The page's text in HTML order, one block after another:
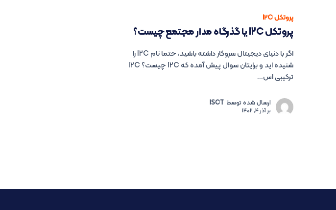
پروتکل I2C
پروتکل I2C یا گذرگاه مدار مجتمع چیست؟
اگر با دنیای دیجیتال سروکار داشته باشید، حتما نام I2C را
شنیده اید و برایتان سوال پیش آمده که I2C چیست؟ I2C
ترکیبی اس...
ارسال شده توسط ISCT
برآذر 4, 1402